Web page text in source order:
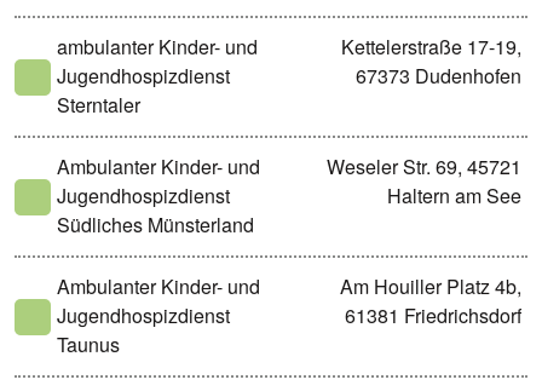
ambulanter Kinder- und
Jugendhospizdienst
Sterntaler
Kettelerstraße 17-19,
67373 Dudenhofen
Ambulanter Kinder- und
Jugendhospizdienst
Südliches Münsterland
Weseler Str. 69, 45721
Haltern am See
Ambulanter Kinder- und
Jugendhospizdienst
Taunus
Am Houiller Platz 4b,
61381 Friedrichsdorf